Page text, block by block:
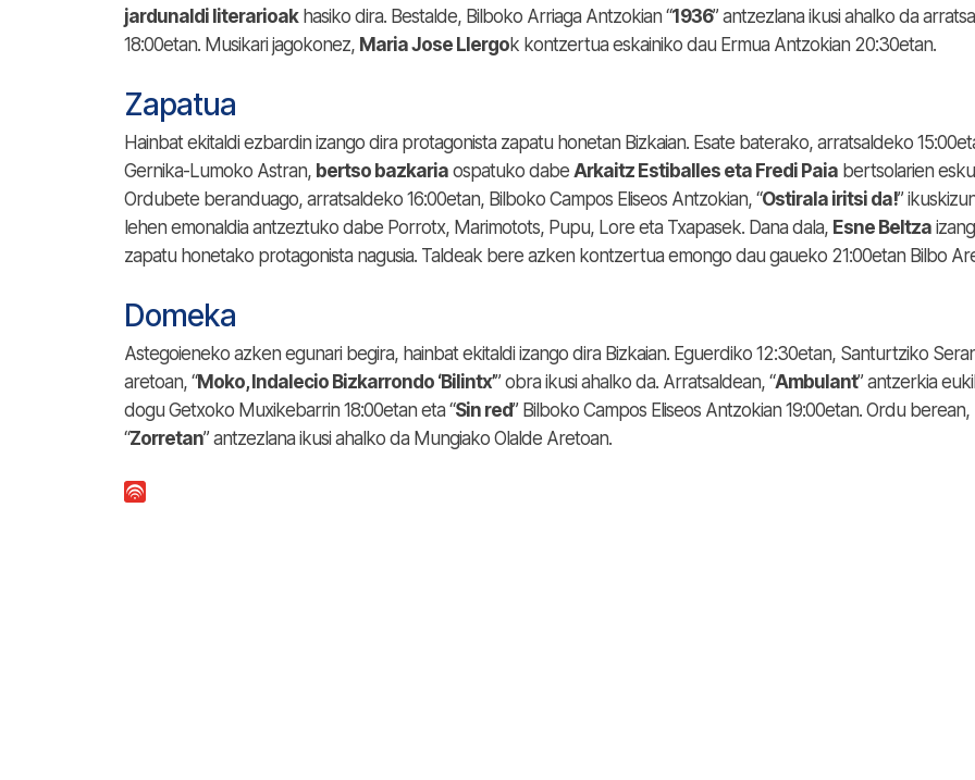
jardunaldi literarioakhasiko dira. Bestalde, Bilboko Arriaga Antzokian “1936” antzezlana ikusi ahalko da
18:00etan. Musikari jagokonez, Maria Jose Llergok kontzertua eskainiko dau Ermua Antzokian 20:30etan.
Zapatua
Hainbat ekitaldi ezbardin izango dira protagonista zapatu honetan Bizkaian. Esate baterako, arratsaldeko
Gernika-Lumoko Astran, bertso bazkaria ospatuko dabe Arkaitz Estiballes eta Fredi Paia bertsolarien
Ordubete beranduago, arratsaldeko 16:00etan, Bilboko Campos Eliseos Antzokian, “Ostirala iritsi da!”
lehen emonaldia antzeztuko dabe Porrotx, Marimotots, Pupu, Lore eta Txapasek. Dana dala, Esne Beltza
zapatu honetako protagonista nagusia. Taldeak bere azken kontzertua emongo dau gaueko 21:00etan Bilbo
Domeka
Astegoieneko azken egunari begira, hainbat ekitaldi izango dira Bizkaian. Eguerdiko 12:30etan, Santurtziko
aretoan, “Moko, Indalecio Bizkarrondo ‘Bilintx’” obra ikusi ahalko da. Arratsaldean, “Ambulant” antzerkia
dogu Getxoko Muxikebarrin 18:00etan eta “Sin red” Bilboko Campos Eliseos Antzokian 19:00etan. Ordu berean,
“Zorretan” antzezlana ikusi ahalko da Mungiako Olalde Aretoan.